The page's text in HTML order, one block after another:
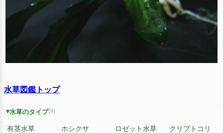
水草図鑑トップ
水草のタイプ(9)
有茎水草 ホシクサ ロゼット水草
クリプトコリ